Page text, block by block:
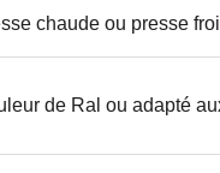
chaude ou presse
de Ral ou adapté